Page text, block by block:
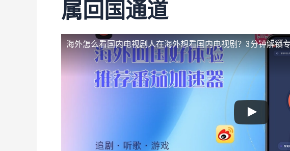
属回国通道
海外怎么看国内电视剧人在海外想看国内电视剧？3分钟解锁